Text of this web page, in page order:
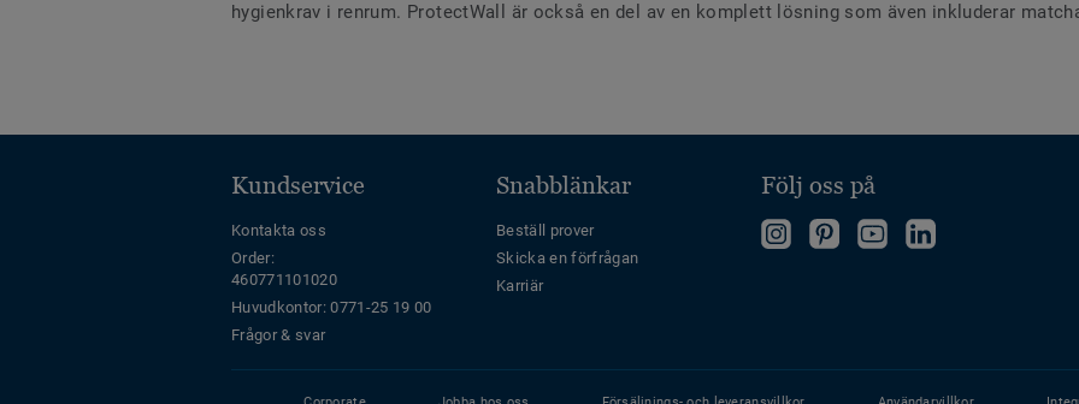
hygienkrav i renrum. ProtectWall är också en del av en komplett lösning som även inkluderar
Kundservice
Kontakta oss
Order:
460771101020
Huvudkontor: 0771-25 19 00
Frågor & svar
Snabblänkar
Beställ prover
Skicka en förfrågan
Karriär
Följ oss på
"FöljFollowFollowFollow